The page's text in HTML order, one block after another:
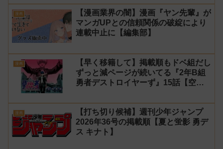
漫画
【漫画業界の闇】漫画『ヤン先輩』が
マンガUPとの信頼関係の破綻により
連載中止に【編集部】
漫画
【早く移籍して】掲載順もドベ組だし
ずっと減ページが続いてる『2年B組
勇者デストロイヤーず』15話【空
漫画
【打ち切り候補】週刊少年ジャンプ
2026年36号の掲載順【夏と蛍影 勇デ
ス キナト】